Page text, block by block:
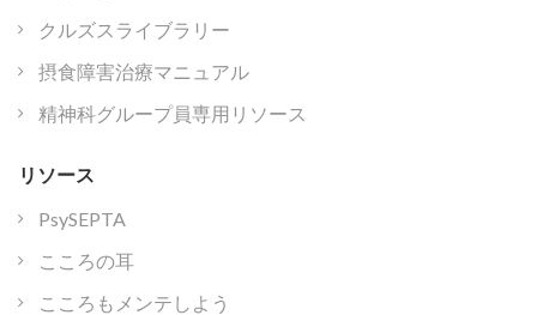
クルズスライブラリー
摂食障害治療マニュアル
精神科グループ員専用リソース
リソース
PsySEPTA
こころの耳
こころもメンテしよう